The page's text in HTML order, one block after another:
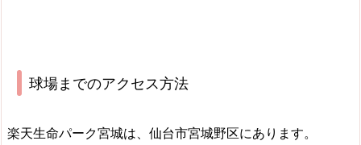
球場までのアクセス方法
楽天生命パーク宮城は、仙台市宮城野区にあります。